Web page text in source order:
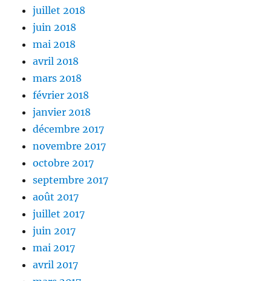
juillet 2018
juin 2018
mai 2018
avril 2018
mars 2018
février 2018
janvier 2018
décembre 2017
novembre 2017
octobre 2017
septembre 2017
août 2017
juillet 2017
juin 2017
mai 2017
avril 2017